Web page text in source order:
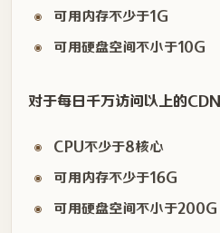
可用内存不少于1G
可用硬盘空间不小于10G
对于每日千万访问以上的
CPU不少于8核心
可用内存不少于16G
可用硬盘空间不小于200G